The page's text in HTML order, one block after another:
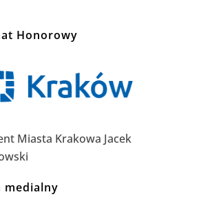
Honorowy
Miasta Krakowa Jacek
medialny